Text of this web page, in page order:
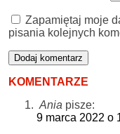
Zapamiętaj moje
pisania kolejnych
KOMENTARZE
Ania pisze:
9 marca 2022 o